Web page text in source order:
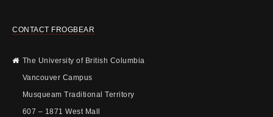
CONTACT FROGBEAR
The University of British Columbia
Vancouver Campus
Musqueam Traditional Territory
607 – 1871 West Mall